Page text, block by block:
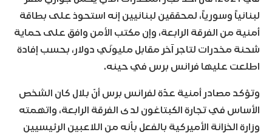
لبنانياً وسورياً، لمحققين لبنانيين إنه استحوذ على بطاقة
أمنية من الفرقة الرابعة، وإن مكتب الأمن وافق على حماية
شحنة مخدرات لتاجر آخر مقابل مليونَي دولار، بحسب إفادة
اطلعت عليها فرانس برس في حينه.
وتؤكد مصادر أمنية عدّة لفرانس برس أنّ بلال كان الشخص
الأساس في تجارة الكبتاغون لدى الفرقة الرابعة، واتهمته
وزارة الخزانة الأميركية بالفعل بأنه من اللاعبين الرئيسيين